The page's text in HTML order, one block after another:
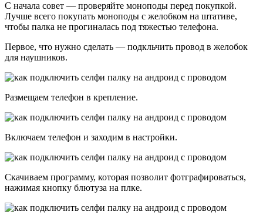
С начала совет — проверяйте моноподы перед покупкой.
Лучше всего покупать моноподы с желобком на штативе,
чтобы палка не прогиналась под тяжестью телефона.
Первое, что нужно сделать — подкльчить провод в желобок
для наушников.
Размещаем телефон в крепление.
Включаем телефон и заходим в настройки.
Скачиваем программу, которая позволит фотграфироваться,
нажимая кнопку блютуза на плке.